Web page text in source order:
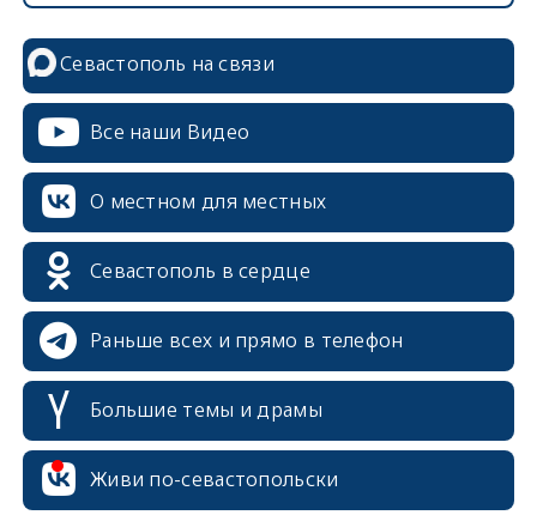
Севастополь на связи
Все наши Видео
О местном для местных
Севастополь в сердце
Раньше всех и прямо в телефон
Большие темы и драмы
Живи по-севастопольски